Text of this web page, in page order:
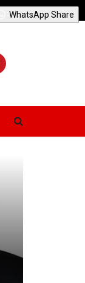
WhatsApp Share